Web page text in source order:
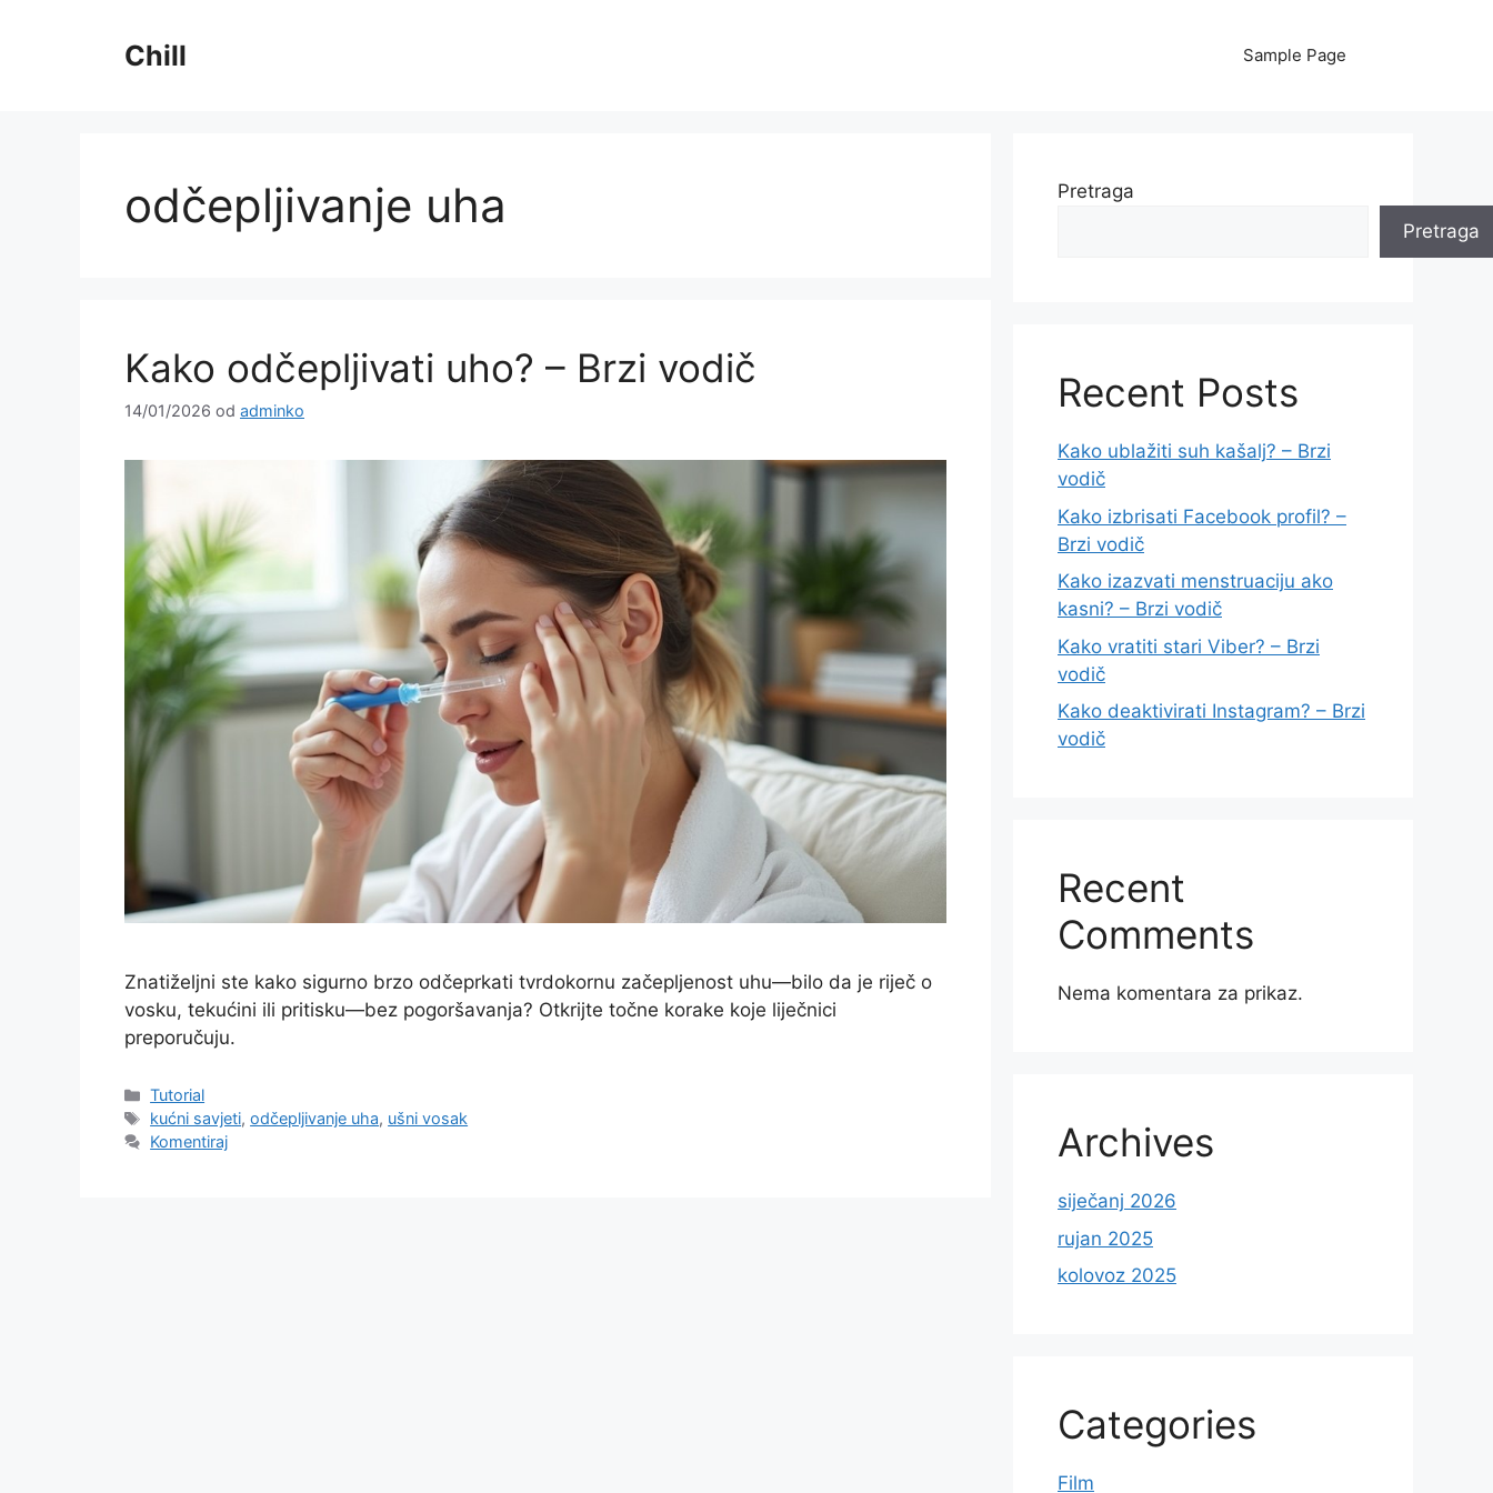
Chill Sample Page
odčepljivanje uha
Kako odčepljivati uho? – Brzi vodič
14/01/2026 od adminko
Znatiželjni ste kako sigurno brzo odčeprkati tvrdokornu začepljenost uhu—bilo da je riječ o
vosku, tekućini ili pritisku—bez pogoršavanja? Otkrijte točne korake koje liječnici
preporučuju.
Kategorije
Tutorial
Oznake
kućni savjeti,odčepljivanje uha, ušni vosak
Komentiraj
Pretraga
Pretraga
Recent Posts
Kako ublažiti suh kašalj? – Brzi
vodič
Kako izbrisati Facebook profil? –
Brzi vodič
Kako izazvati menstruaciju ako
kasni? – Brzi vodič
Kako vratiti stari Viber? – Brzi
vodič
Kako deaktivirati Instagram? – Brzi
vodič
Recent
Comments
Nema komentara za prikaz.
Archives
siječanj 2026
rujan 2025
kolovoz 2025
Categories
Film